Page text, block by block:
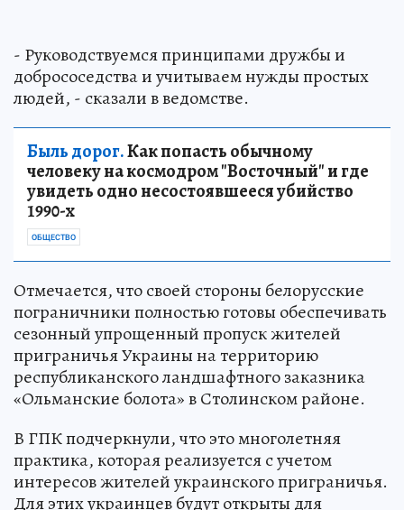
- Руководствуемся принципами дружбы и
добрососедства и учитываем нужды простых
людей, - сказали в ведомстве.
Быль дорог.Как попасть обычному
человеку на космодром "Восточный" и где
увидеть одно несостоявшееся убийство
1990-х
ОБЩЕСТВО
Отмечается, что своей стороны белорусские
пограничники полностью готовы обеспечивать
сезонный упрощенный пропуск жителей
приграничья Украины на территорию
республиканского ландшафтного заказника
«Ольманские болота» в Столинском районе.
В ГПК подчеркнули, что это многолетняя
практика, которая реализуется с учетом
интересов жителей украинского приграничья.
Для этих украинцев будут открыты для